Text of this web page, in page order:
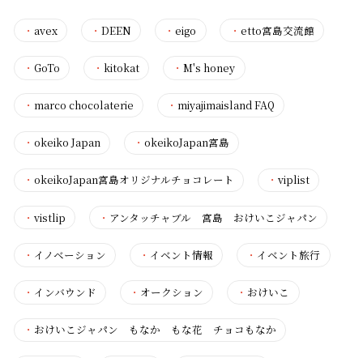
・ avex ・DEEN ・eigo ・ etto宮島交流館
・ GoTo ・kitokat ・M's honey
・ marco chocolaterie ・miyajimaisland FAQ
・ okeiko Japan ・okeikoJapan宮島
・ okeikoJapan宮島オリジナルチョコレート ・viplist
・ vistlip ・ アンタッチャブル 宮島 おけいこジャパン
・ イノベーション ・ イベント情報 ・ イベント旅行
・ インバウンド ・ オークション ・ おけいこ
・ おけいこジャパン もなか もな花 チョコもなか